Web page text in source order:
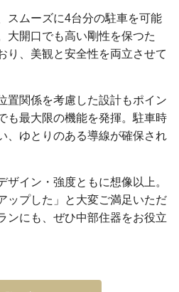
スムーズに4台分の駐車を可能
大開口でも高い剛性を保つた
り、美観と安全性を両立させて
置関係を考慮した設計もポイン
も最大限の機能を発揮。駐車時
、ゆとりのある導線が確保され
ザイン・強度ともに想像以上。
ップした」と大変ご満足いただ
ンにも、ぜひ中部住器をお役立